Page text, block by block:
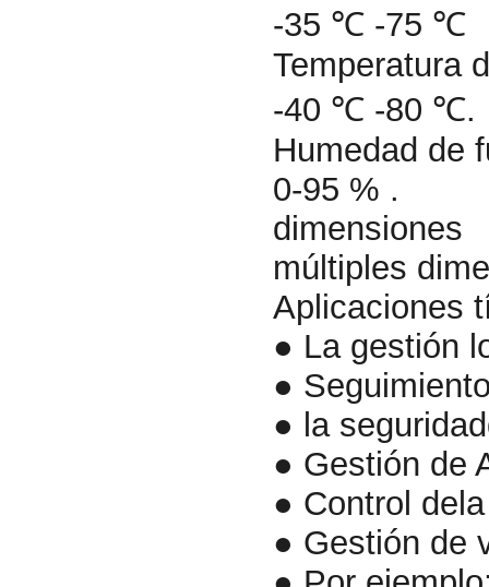
-35 ℃ -75 ℃
Temperatura
-40 ℃ -80 ℃.
Humedad de
0-95 % .
dimensiones
múltiples
Aplicaciones
● La gestión
●
● la
● Gestión de
● Control
● Gestión de